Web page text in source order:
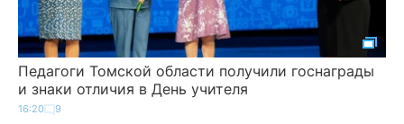
Педагоги Томской области получили госнаграды
и знаки отличия в День учителя
16:20 9